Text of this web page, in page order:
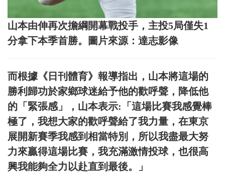
山本由伸再次擔綱開幕戰投手，主投5局僅失1
分拿下本季首勝。圖片來源：達志影像
而根據《日刊體育》報導指出，山本將這場的
勝利歸功於家鄉球迷給予他的歡呼聲，降低他
的「緊張感」，山本表示:「這場比賽我感覺棒
極了，我想大家的歡呼聲給了我力量，在東京
展開新賽季我感到相當特別，所以我盡最大努
力來贏得這場比賽，我充滿激情投球，也很高
興我能夠全力以赴直到最後。」